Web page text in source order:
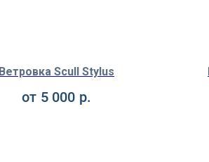
Ветровка Scull Stylus
от 5 000 р.